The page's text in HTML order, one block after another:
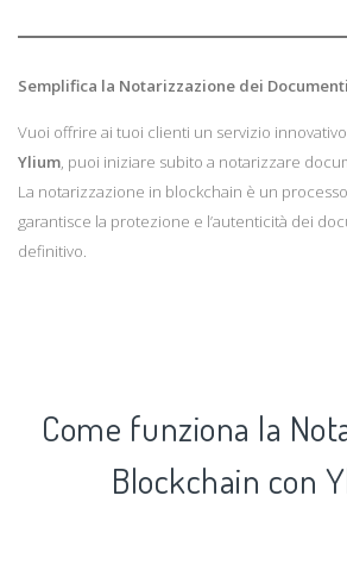
Semplifica la Notarizzazione dei Documenti
Vuoi offrire ai tuoi clienti un servizio
Ylium, puoi iniziare subito a notarizzare
La notarizzazione in blockchain è un
garantisce la protezione e l’autenticità dei
definitivo.
Come funziona la
Blockchain con